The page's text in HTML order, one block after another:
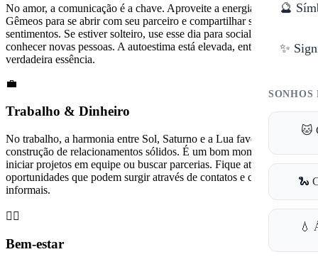
🔮
✨
SONHOS
🐱
🐍
💧
No amor, a comunicação é a chave. Aproveite a energia da Lua em
Gêmeos para se abrir com seu parceiro e compartilhar seus
sentimentos. Se estiver solteiro, use esse dia para socializar e
conhecer novas pessoas. A autoestima está elevada, então mostre sua
verdadeira essência.
💼
Trabalho & Dinheiro
No trabalho, a harmonia entre Sol, Saturno e a Lua favorece a
construção de relacionamentos sólidos. É um bom momento para
iniciar projetos em equipe ou buscar parcerias. Fique atento às
oportunidades que podem surgir através de contatos e conversas
informais.
🧘‍♀️
Bem-estar